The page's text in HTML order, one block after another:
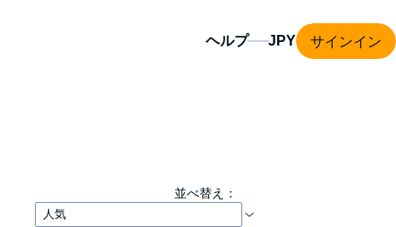
ヘルプ サインイン
並べ替え：